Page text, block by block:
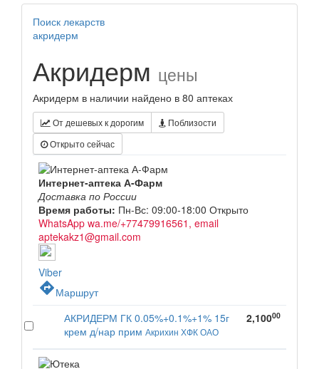
Поиск лекарств
акридерм
Акридерм цены
Акридерм в наличии найдено в 80 аптеках
От дешевых к дорогим
Поблизости
Открыто сейчас
Интернет-аптека А-Фарм
Доставка по России
Время работы: Пн-Вс: 09:00-18:00 Открыто
WhatsApp wa.me/+77479916561, email
aptekakz1@gmail.com
Viber
directionsМаршрут
АКРИДЕРМ ГК 0.05%+0.1%+1% 15г
крем д/нар прим Акрихин ХФК ОАО
2,10000